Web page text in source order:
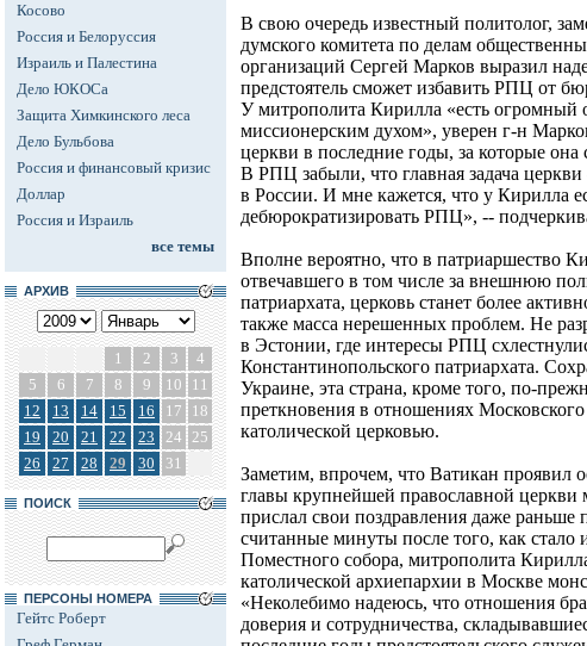
Косово
Россия и Белоруссия
Израиль и Палестина
Дело ЮКОСа
Защита Химкинского леса
Дело Бульбова
Россия и финансовый кризис
Доллар
Россия и Израиль
все темы
АРХИВ
1 2 3
4
5
6 7 8 9 10
11
12
13 14 15 16 17
18
19
20 21 22 23 24 25
26
27 28 29 30 31
ПОИСК
ПЕРСОНЫ НОМЕРА
Гейтс Роберт
В свою очередь известный политолог,
думского комитета по делам
организаций Сергей Марков выразил
предстоятель сможет избавить РПЦ от
У митрополита Кирилла «есть огромный
миссионерским духом», уверен г-н
церкви в последние годы, за которые
В РПЦ забыли, что главная задача
в России. И мне кажется, что у Кирилла
дебюрократизировать РПЦ», --
Вполне вероятно, что в патриаршество
отвечавшего в том числе за внешнюю
патриархата, церковь станет более
также масса нерешенных проблем. Не
в Эстонии, где интересы РПЦ
Константинопольского патриархата.
Украине, эта страна, кроме того, по-
преткновения в отношениях
католической церковью.
Заметим, впрочем, что Ватикан проявил
главы крупнейшей православной церкви
прислал свои поздравления даже раньше
считанные минуты после того, как стало
Поместного собора, митрополита
католической архиепархии в Москве
«Неколебимо надеюсь, что отношения
доверия и сотрудничества,